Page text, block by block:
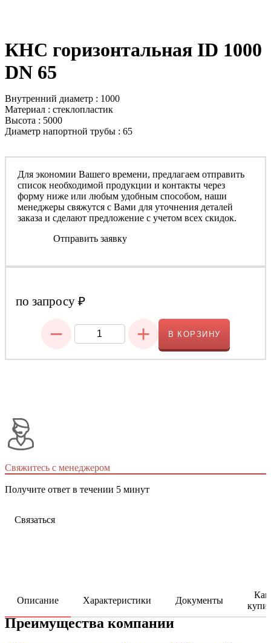
КНС горизонтальная ID 1000
DN 65
Внутренний диаметр : 1000
Материал : стеклопластик
Высота : 5000
Диаметр напортной трубы : 65
Для экономии Вашего времени, предлагаем отправить
список необходимой продукции и контакты через
форму ниже или любым удобным способом, наши
менеджеры свяжутся с Вами для уточнения деталей
заказа и сделают предложение с учетом всех скидок.
Отправить заявку
по запросу ₽
− + В КОРЗИНУ
Свяжитесь с менеджером
Получите ответ в течении 5 минут
Связаться
Описание Характеристики Документы
Как
Преимущества компании